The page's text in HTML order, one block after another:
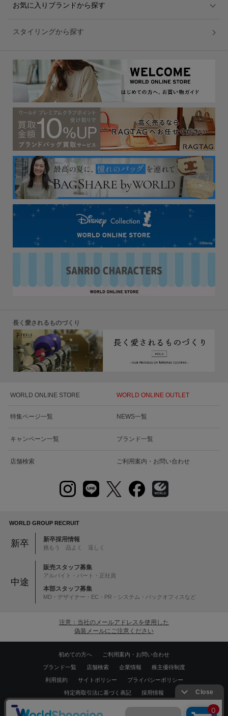
お気に入りブランドから探す
スタイリングから探す
長く愛されるものづくり
WORLD ONLINE STORE WORLD ONLINE OUTLET
特集ページ一覧 NEWS一覧
キャンペーン一覧 ブランド一覧
店舗検索 ご利用案内・お問い合わせ
WORLD GROUP RECRUIT
新卒 新卒採用情報
挑もう 品よく 逞しく
中途
販売スタッフ募集
アルバイト・パート・正社員
本部スタッフ募集
MD・デザイナー・EC・PR・システム・バックオフィスなど
注意：当社のメールアドレスを使用した
偽装メールにご注意ください
初めての方へ ご利用案内・お問い合わせ
ブランド一覧 店舗検索 企業情報 株主優待制度
利用規約 サイトポリシー プライバシーポリシー
特定商取引法に基づく表記 採用情報